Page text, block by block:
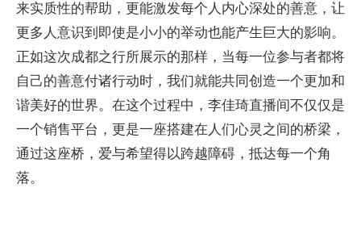
来实质性的帮助，更能激发每个人内心深处的善意，让
更多人意识到即使是小小的举动也能产生巨大的影响。
正如这次成都之行所展示的那样，当每一位参与者都将
自己的善意付诸行动时，我们就能共同创造一个更加和
谐美好的世界。在这个过程中，李佳琦直播间不仅仅是
一个销售平台，更是一座搭建在人们心灵之间的桥梁，
通过这座桥，爱与希望得以跨越障碍，抵达每一个角
落。